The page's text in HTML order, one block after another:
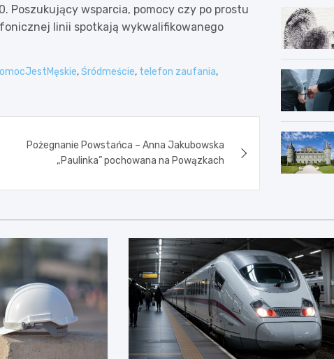
Poszukujący wsparcia, pomocy czy po prostu
linii spotkają wykwalifikowanego
,Śródmeście, telefon zaufania,
Pożegnanie Powstańca – Anna Jakubowska
„Paulinka” pochowana na Powązkach